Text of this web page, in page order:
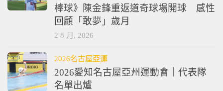
棒球》陳金鋒重返道奇球場開球 感性
回顧「敢夢」歲月
2 8 月, 2026
2026名古屋亞運
2026愛知名古屋亞州運動會｜代表隊
名單出爐